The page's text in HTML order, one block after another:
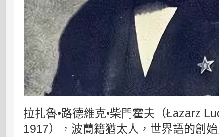
拉扎魯•路德維克•柴門霍夫（Łazarz
1917），波蘭籍猶太人，世界語的創